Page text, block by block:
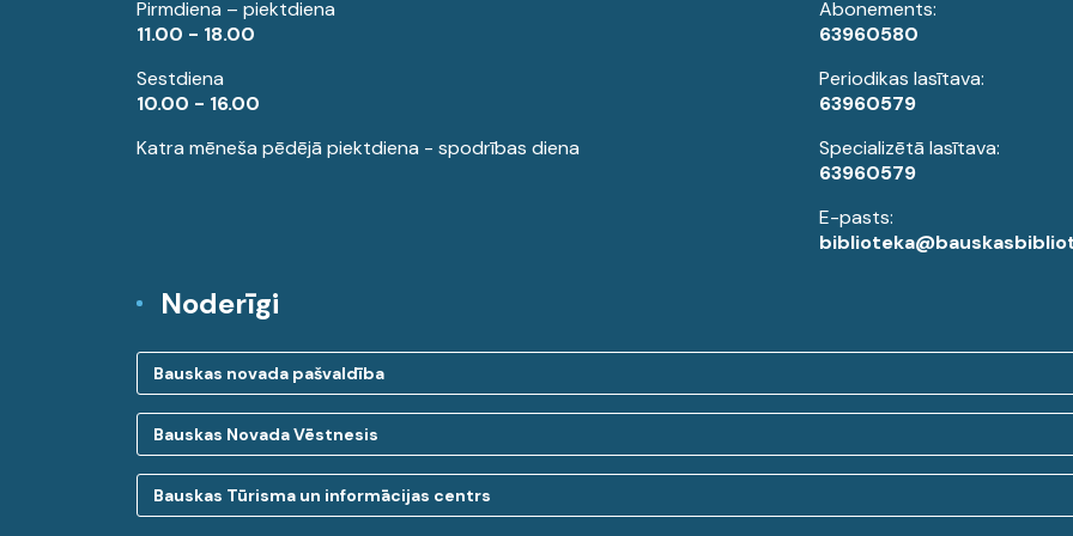
Pirmdiena – piektdiena
11.00 - 18.00
Sestdiena
10.00 - 16.00
Katra mēneša pēdējā piektdiena - spodrības diena
Abonements:
63960580
Periodikas lasītava:
63960579
Specializētā lasītava:
63960579
E-pasts:
Noderīgi
Bauskas novada pašvaldība
Bauskas Novada Vēstnesis
Bauskas Tūrisma un informācijas centrs